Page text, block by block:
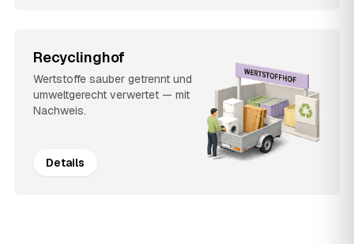
Recyclinghof
Wertstoffe sauber getrennt und
umweltgerecht verwertet — mit
Nachweis.
Details